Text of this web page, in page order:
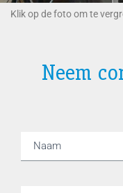
Klik op de foto om te
Neem
Naam